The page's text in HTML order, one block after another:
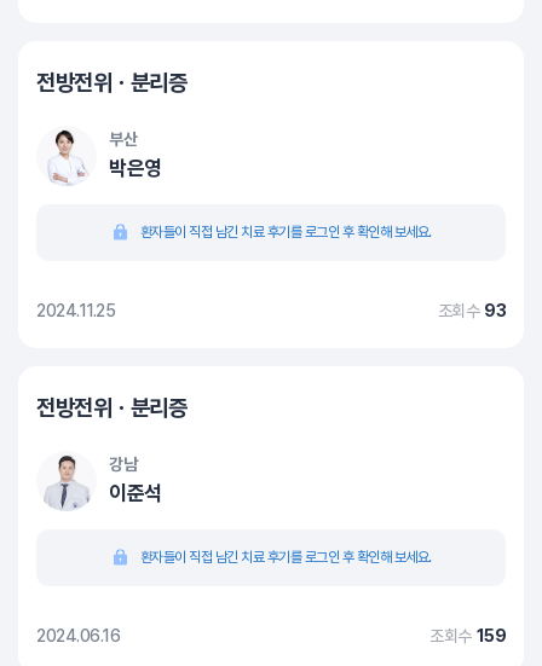
전방전위ㆍ분리증
부산
박은영
환자들이 직접 남긴 치료 후기를 로그인 후 확인해 보세요.
2024.11.25 조회수 93
전방전위ㆍ분리증
강남
이준석
환자들이 직접 남긴 치료 후기를 로그인 후 확인해 보세요.
2024.06.16 조회수 159